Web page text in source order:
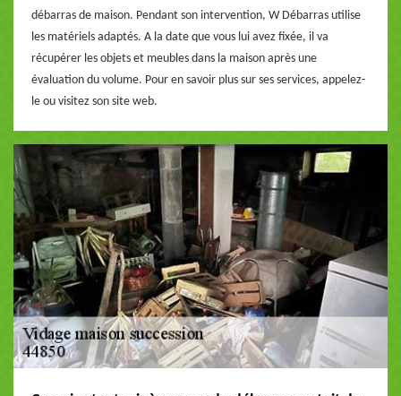
débarras de maison. Pendant son intervention, W Débarras utilise
les matériels adaptés. A la date que vous lui avez fixée, il va
récupérer les objets et meubles dans la maison après une
évaluation du volume. Pour en savoir plus sur ses services, appelez-
le ou visitez son site web.